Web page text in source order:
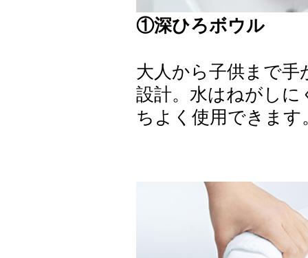
①深ひろボウル
大人から子供まで
設計。水はねがし
ちよく使用できます